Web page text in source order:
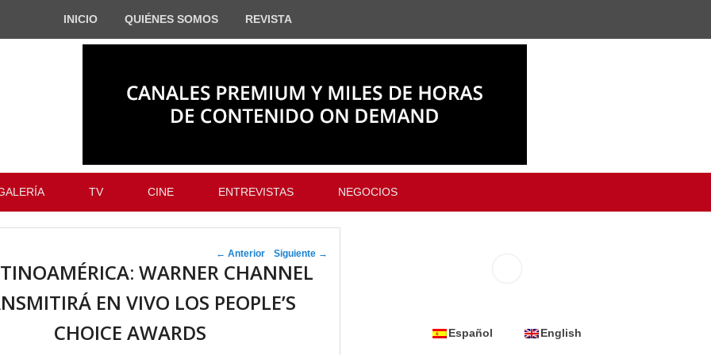
INICIO QUIÉNES SOMOS REVISTA
TV CINE ENTREVISTAS NEGOCIOS
Navegador de
artículos
← Anterior Siguiente →
WARNER CHANNEL
EN VIVO LOS PEOPLE’S
CHOICE AWARDS
Español English